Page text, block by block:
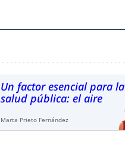
Un factor esencial para la
salud pública: el aire
Marta Prieto Fernández